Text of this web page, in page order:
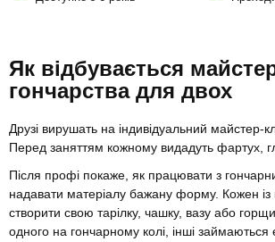
Як відбувається
гончарства для двох
Друзі вирушать на індивідуальний майстер-
Перед заняттям кожному видадуть фартух,
Після профі покаже, як працювати з
надавати матеріалу бажану форму. Кожен із
створити свою тарілку, чашку, вазу або
одного на гончарному колі, інші займаються